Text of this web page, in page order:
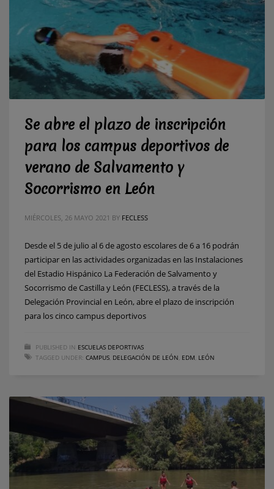
Se abre el plazo de inscripción
para los campus deportivos de
verano de Salvamento y
Socorrismo en León
MIÉRCOLES, 26 MAYO 2021 BY FECLESS
Desde el 5 de julio al 6 de agosto escolares de 6 a 16 podrán
participar en las actividades organizadas en las Instalaciones
del Estadio Hispánico La Federación de Salvamento y
Socorrismo de Castilla y León (FECLESS), a través de la
Delegación Provincial en León, abre el plazo de inscripción
para los cinco campus deportivos
PUBLISHED IN ESCUELAS DEPORTIVAS
TAGGED UNDER: CAMPUS DELEGACIÓN DE LEÓN EDM LEÓN